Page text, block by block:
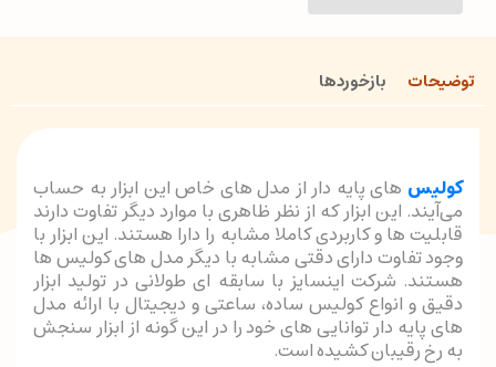
توضیحات بازخوردها
کولیس های پایه دار از مدل های خاص این ابزار به حساب
می‌آیند. این ابزار که از نظر ظاهری با موارد دیگر تفاوت دارند
قابلیت ها و کاربردی کاملا مشابه را دارا هستند. این ابزار با
وجود تفاوت دارای دقتی مشابه با دیگر مدل های کولیس ها
هستند. شرکت اینسایز با سابقه ای طولانی در تولید ابزار
دقیق و انواع کولیس ساده، ساعتی و دیجیتال با ارائه مدل
های پایه دار توانایی های خود را در این گونه از ابزار سنجش
به رخ رقیبان کشیده است.